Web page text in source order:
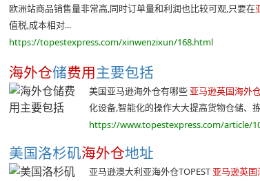
欧洲站商品销售量非常高,同时订单量和利润也比较可观,只要在
值税,成本相对...
https://topestexpress.com/xinwenzixun/168.html
海外仓储费用主要包括
美国亚马逊海外仓有哪些 亚马逊英国海外
化设备,智能化的操作大大提高货物仓储、
https://www.topestexpress.com/article/
美国洛杉矶海外仓地址
亚马逊澳大利亚海外仓TOPEST 亚马逊英